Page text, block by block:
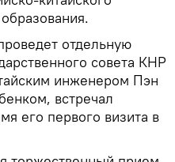
отдельную
совета КНР
инженером Пэн
встречал
его первого визита в